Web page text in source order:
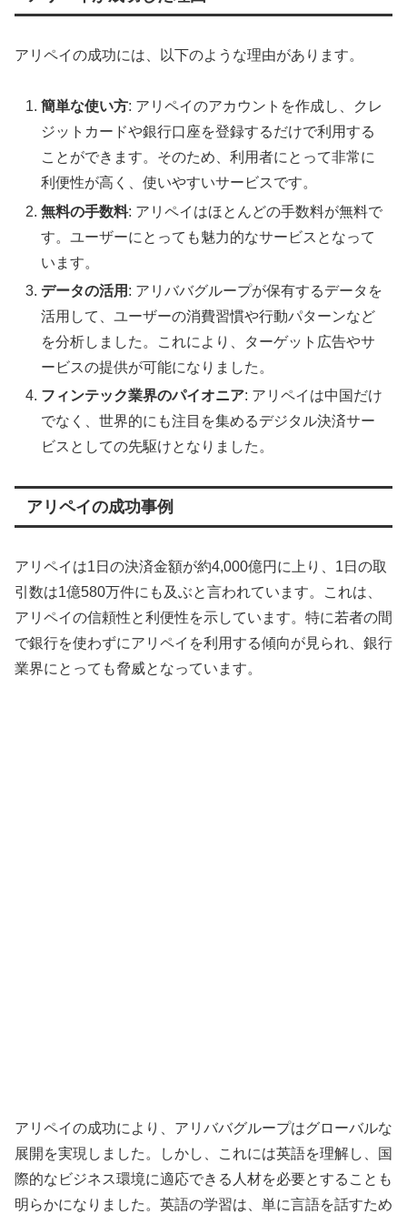
アリペイの成功には、以下のような理由があります。
簡単な使い方: アリペイのアカウントを作成し、クレ
ジットカードや銀行口座を登録するだけで利用する
ことができます。そのため、利用者にとって非常に
利便性が高く、使いやすいサービスです。
無料の手数料: アリペイはほとんどの手数料が無料で
す。ユーザーにとっても魅力的なサービスとなって
います。
データの活用 : アリババグループが保有するデータを
活用して、ユーザーの消費習慣や行動パターンなど
を分析しました。これにより、ターゲット広告やサ
ービスの提供が可能になりました。
フィンテック業界のパイオニア: アリペイは中国だけ
でなく、世界的にも注目を集めるデジタル決済サー
ビスとしての先駆けとなりました。
アリペイの成功事例
アリペイは1日の決済金額が約4,000億円に上り、1日の取
引数は1億580万件にも及ぶと言われています。これは、
アリペイの信頼性と利便性を示しています。特に若者の間
で銀行を使わずにアリペイを利用する傾向が見られ、銀行
業界にとっても脅威となっています。
アリペイの成功により、アリババグループはグローバルな
展開を実現しました。しかし、これには英語を理解し、国
際的なビジネス環境に適応できる人材を必要とすることも
明らかになりました。英語の学習は、単に言語を話すため